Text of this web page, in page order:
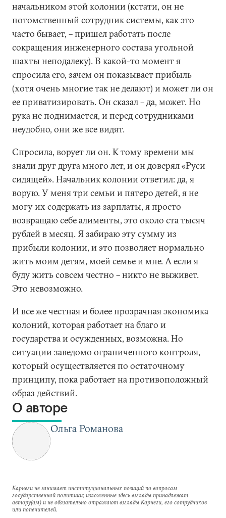
начальником этой колонии (кстати, он не
потомственный сотрудник системы, как это
часто бывает, – пришел работать после
сокращения инженерного состава угольной
шахты неподалеку). В какой-то момент я
спросила его, зачем он показывает прибыль
(хотя очень многие так не делают) и может ли он
ее приватизировать. Он сказал – да, может. Но
рука не поднимается, и перед сотрудниками
неудобно, они же все видят.
Спросила, ворует ли он. К тому времени мы
знали друг друга много лет, и он доверял «Руси
сидящей». Начальник колонии ответил: да, я
ворую. У меня три семьи и пятеро детей, я не
могу их содержать из зарплаты, я просто
возвращаю себе алименты, это около ста тысяч
рублей в месяц. Я забираю эту сумму из
прибыли колонии, и это позволяет нормально
жить моим детям, моей семье и мне. А если я
буду жить совсем честно – никто не выживет.
Это невозможно.
И все же честная и более прозрачная экономика
колоний, которая работает на благо и
государства и осужденных, возможна. Но
ситуации заведомо ограниченного контроля,
который осуществляется по остаточному
принципу, пока работает на противоположный
образ действий.
О авторе
Ольга Романова
Карнеги не занимает институциональных позиций по вопросам
государственной политики; изложенные здесь взгляды принадлежат
автору(ам) и не обязательно отражают взгляды Карнеги, его сотрудников
или попечителей.